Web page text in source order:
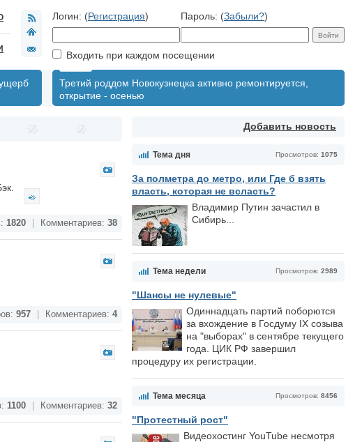
Логин: (Регистрация) Пароль: (Забыли?)
Входить при каждом посещении
Третий роддом Новокузнецка активно ремонтируется,
открытие - осенью
Добавить новость
Просмотров: 1075
Тема дня
За полметра до метро, или Где б взять
власть, которая не всласть?
Владимир Путин зачастил в
Сибирь...
Просмотров: 2989
Тема недели
"Шансы не нулевые"
Одиннадцать партий поборются
за вхождение в Госдуму IX созыва
на "выборах" в сентябре текущего
года. ЦИК РФ завершил
процедуру их регистрации.
Просмотров: 8456
Тема месяца
"Протестный рост"
Видеохостинг YouTube несмотря
1820 Комментариев: 38
957 Комментариев: 4
1100 Комментариев: 32